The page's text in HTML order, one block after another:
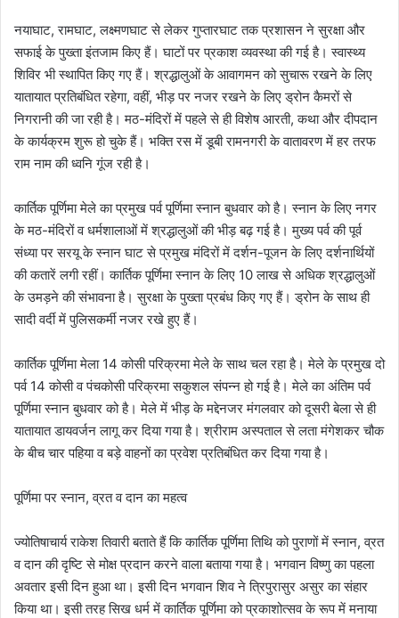
नयाघाट, रामघाट, लक्ष्मणघाट से लेकर गुप्तारघाट तक प्रशासन ने सुरक्षा और
सफाई के पुख्ता इंतजाम किए हैं। घाटों पर प्रकाश व्यवस्था की गई है। स्वास्थ्य
शिविर भी स्थापित किए गए हैं। श्रद्धालुओं के आवागमन को सुचारू रखने के लिए
यातायात प्रतिबंधित रहेगा, वहीं, भीड़ पर नजर रखने के लिए ड्रोन कैमरों से
निगरानी की जा रही है। मठ-मंदिरों में पहले से ही विशेष आरती, कथा और दीपदान
के कार्यक्रम शुरू हो चुके हैं। भक्ति रस में डूबी रामनगरी के वातावरण में हर तरफ
राम नाम की ध्वनि गूंज रही है।
कार्तिक पूर्णिमा मेले का प्रमुख पर्व पूर्णिमा स्नान बुधवार को है। स्नान के लिए नगर
के मठ-मंदिरों व धर्मशालाओं में श्रद्धालुओं की भीड़ बढ़ गई है। मुख्य पर्व की पूर्व
संध्या पर सरयू के स्नान घाट से प्रमुख मंदिरों में दर्शन-पूजन के लिए दर्शनार्थियों
की कतारें लगी रहीं। कार्तिक पूर्णिमा स्नान के लिए 10 लाख से अधिक श्रद्धालुओं
के उमड़ने की संभावना है। सुरक्षा के पुख्ता प्रबंध किए गए हैं। ड्रोन के साथ ही
सादी वर्दी में पुलिसकर्मी नजर रखे हुए हैं।
कार्तिक पूर्णिमा मेला 14 कोसी परिक्रमा मेले के साथ चल रहा है। मेले के प्रमुख दो
पर्व 14 कोसी व पंचकोसी परिक्रमा सकुशल संपन्न हो गई है। मेले का अंतिम पर्व
पूर्णिमा स्नान बुधवार को है। मेले में भीड़ के मद्देनजर मंगलवार को दूसरी बेला से ही
यातायात डायवर्जन लागू कर दिया गया है। श्रीराम अस्पताल से लता मंगेशकर चौक
के बीच चार पहिया व बड़े वाहनों का प्रवेश प्रतिबंधित कर दिया गया है।
पूर्णिमा पर स्नान, व्रत व दान का महत्व
ज्योतिषाचार्य राकेश तिवारी बताते हैं कि कार्तिक पूर्णिमा तिथि को पुराणों में स्नान, व्रत
व दान की दृष्टि से मोक्ष प्रदान करने वाला बताया गया है। भगवान विष्णु का पहला
अवतार इसी दिन हुआ था। इसी दिन भगवान शिव ने त्रिपुरासुर असुर का संहार
किया था। इसी तरह सिख धर्म में कार्तिक पूर्णिमा को प्रकाशोत्सव के रूप में मनाया